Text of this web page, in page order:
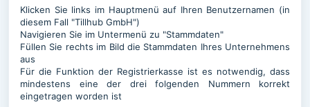
Klicken Sie links im Hauptmenü auf Ihren Benutzernamen (in
diesem Fall "Tillhub GmbH")
Navigieren Sie im Untermenü zu "Stammdaten"
Füllen Sie rechts im Bild die Stammdaten Ihres Unternehmens
aus
Für die Funktion der Registrierkasse ist es notwendig, dass
mindestens eine der drei folgenden Nummern korrekt
eingetragen worden ist